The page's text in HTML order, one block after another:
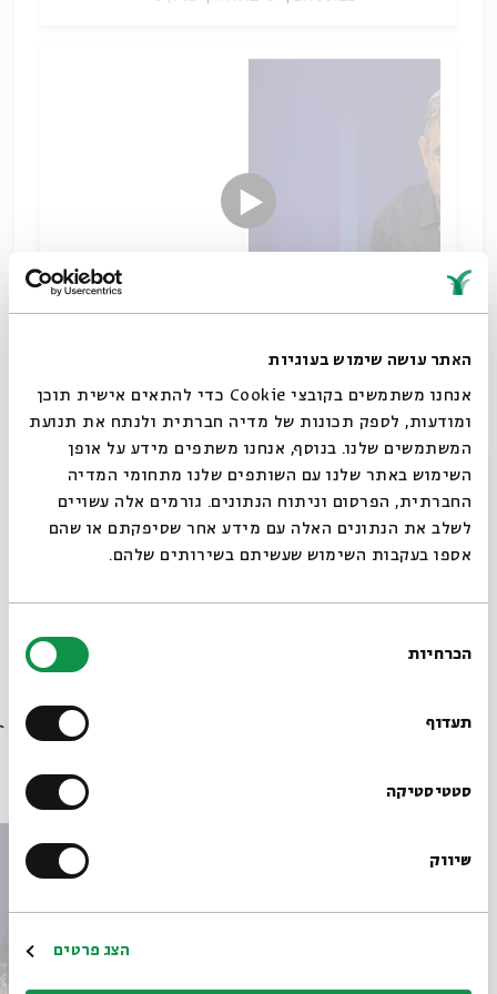
האתר עושה שימוש בעוגיות
אנחנו משתמשים בקובצי Cookie כדי להתאים אישית תוכן
ומודעות, לספק תכונות של מדיה חברתית ולנתח את תנועת
המשתמשים שלנו. בנוסף, אנחנו משתפים מידע על אופן
השימוש באתר שלנו עם השותפים שלנו מתחומי המדיה
החברתית, הפרסום וניתוח הנתונים. גורמים אלה עשויים
לשלב את הנתונים האלה עם מידע אחר שסיפקתם או שהם
אספו בעקבות השימוש שעשיתם בשירותים שלהם.
הסכמה
הכרחיות
תעדוף
סטטיסטיקה
שיווק
הצג פרטים
מה הדרך שהמאמין צריך לעשות כדי להפוך לאדם שלם?
כפי שנראה, הזוהר מציע תשובה שונה מהפרשנות
מקובלים קוראים תנ"ך
הורדת מקורות
שיתוף
סגור